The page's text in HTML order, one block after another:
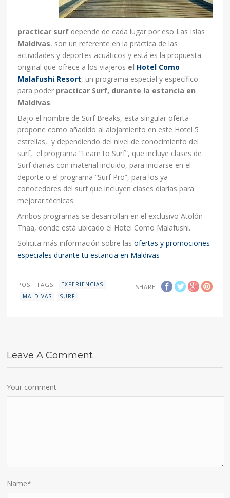
practicar surf depende de cada lugar por eso Las Islas
Maldivas, son un referente en la práctica de las
actividades y deportes acuáticos y está es la propuesta
original que ofrece a los viajeros el Hotel Como
Malafushi Resort, un programa especial y específico
para poder practicar Surf, durante la estancia en
Maldivas.
Bajo el nombre de Surf Breaks, esta singular oferta
propone como añadido al alojamiento en este Hotel 5
estrellas, y dependiendo del nivel de conocimiento del
surf, el programa “Learn to Surf”, que incluye clases de
Surf diarias con material incluido, para iniciarse en el
deporte o el programa “Surf Pro”, para los ya
conocedores del surf que incluyen clases diarias para
mejorar técnicas.
Ambos programas se desarrollan en el exclusivo Atolón
Thaa, donde está ubicado el Hotel Como Malafushi.
Solicita más información sobre lasofertas y promociones
especiales durante tu estancia en Maldivas
SHARE
POST TAGS
EXPERIENCIAS
MALDIVAS
SURF
Leave A Comment
Your comment
Name*